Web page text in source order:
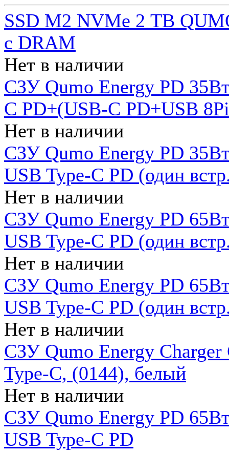
SSD M2 NVMe 2 ТB
c DRAM
Нет в наличии
СЗУ Qumo Energy PD
C PD+(USB-C PD+USB
Нет в наличии
СЗУ Qumo Energy PD
USB Type-C PD (один
Нет в наличии
СЗУ Qumo Energy PD
USB Type-C PD (один
Нет в наличии
СЗУ Qumo Energy PD
USB Type-C PD (один
Нет в наличии
СЗУ Qumo Energy
Type-C, (0144), белый
Нет в наличии
СЗУ Qumo Energy PD
USB Type-C PD